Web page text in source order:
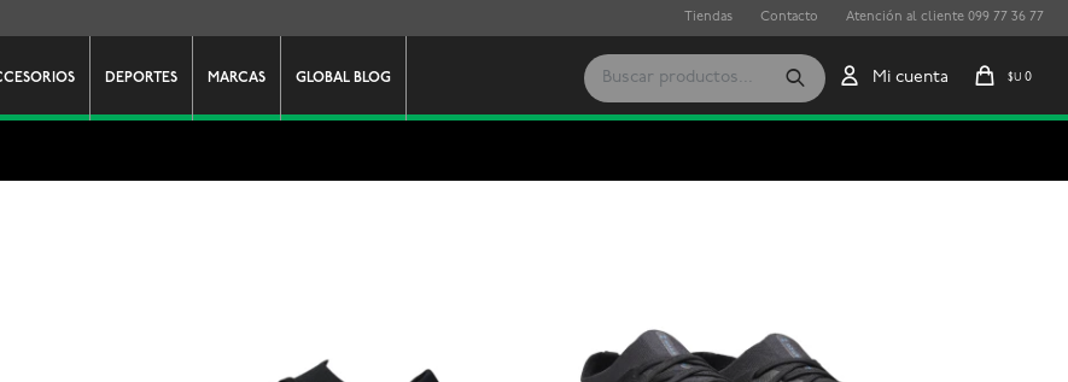
DEPORTES MARCAS GLOBAL BLOG $U 0
Tiendas Contacto Atención al cliente 099 77 36 77